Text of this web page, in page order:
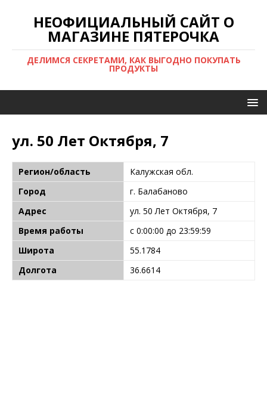
НЕОФИЦИАЛЬНЫЙ САЙТ О
МАГАЗИНЕ ПЯТЕРОЧКА
ДЕЛИМСЯ СЕКРЕТАМИ, КАК ВЫГОДНО ПОКУПАТЬ
ПРОДУКТЫ
ул. 50 Лет Октября, 7
Регион/область
Калужская обл.
Город
г. Балабаново
Адрес
ул. 50 Лет Октября, 7
Время работы
с 0:00:00 до 23:59:59
Широта
55.1784
Долгота
36.6614